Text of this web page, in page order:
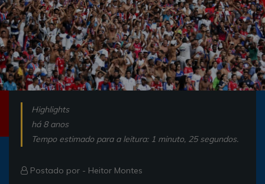
Highlights
há 8 anos
Tempo estimado para a leitura: 1 minuto, 25 segundos.
Postado por - Heitor Montes